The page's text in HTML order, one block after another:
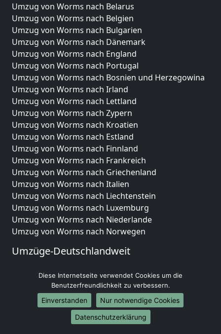
Umzug von Worms nach Belarus
Umzug von Worms nach Belgien
Umzug von Worms nach Bulgarien
Umzug von Worms nach Dänemark
Umzug von Worms nach England
Umzug von Worms nach Portugal
Umzug von Worms nach Bosnien und Herzegowina
Umzug von Worms nach Irland
Umzug von Worms nach Lettland
Umzug von Worms nach Zypern
Umzug von Worms nach Kroatien
Umzug von Worms nach Estland
Umzug von Worms nach Finnland
Umzug von Worms nach Frankreich
Umzug von Worms nach Griechenland
Umzug von Worms nach Italien
Umzug von Worms nach Liechtenstein
Umzug von Worms nach Luxemburg
Umzug von Worms nach Niederlande
Umzug von Worms nach Norwegen
Umzüge-Deutschlandweit
Umzug von Worms nach Hamburg
Umzug von Worms nach München
Umzug von Worms nach Köln
Umzug von Worms nach Frankfurt am Main
Umzug von Worms nach Stuttgart
Diese Internetseite verwendet Cookies um die
Benutzerfreundlichkeit zu verbessern.
Einverstanden
Nur notwendige Cookies
Datenschutzerklärung